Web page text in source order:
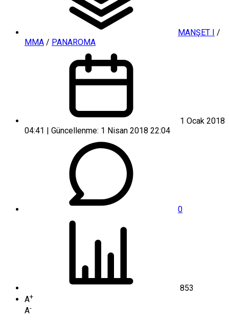
MANŞET I /
MMA / PANAROMA
1 Ocak 2018
04:41 | Güncellenme: 1 Nisan 2018 22:04
0
853
A+
A-